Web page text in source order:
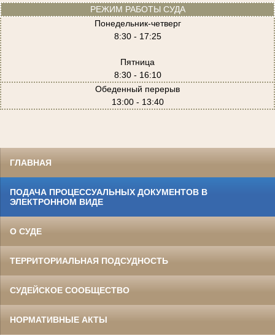
РЕЖИМ РАБОТЫ СУДА
Понедельник-четверг
8:30 - 17:25
Пятница
8:30 - 16:10
Обеденный перерыв
13:00 - 13:40
ГЛАВНАЯ
ПОДАЧА ПРОЦЕССУАЛЬНЫХ ДОКУМЕНТОВ В
ЭЛЕКТРОННОМ ВИДЕ
О СУДЕ
ТЕРРИТОРИАЛЬНАЯ ПОДСУДНОСТЬ
СУДЕЙСКОЕ СООБЩЕСТВО
НОРМАТИВНЫЕ АКТЫ